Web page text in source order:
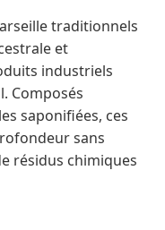
traditionnels
et
industriels
Composés
saponifiées, ces
sans
résidus chimiques